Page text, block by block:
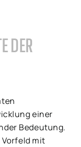
DER
einer
Bedeutung.
mit